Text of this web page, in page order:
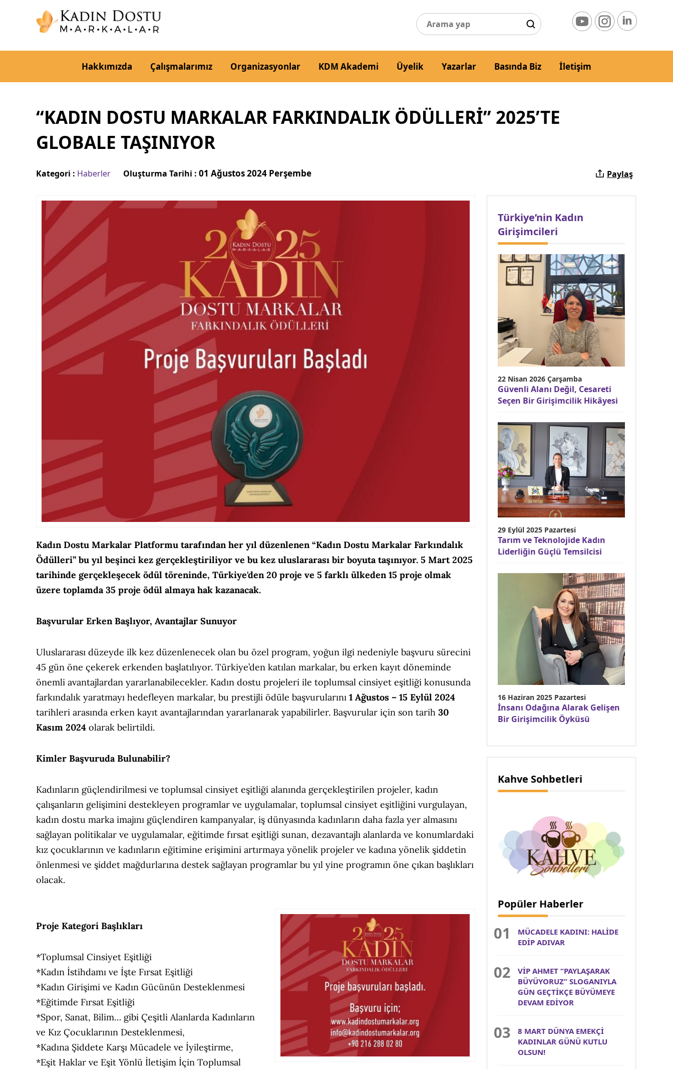
Hakkımızda Çalışmalarımız Organizasyonlar KDM Akademi Üyelik Yazarlar Basında Biz İletişim
“KADIN DOSTU MARKALAR FARKINDALIK ÖDÜLLERİ” 2025’TE
GLOBALE TAŞINIYOR
Kategori : Haberler Oluşturma Tarihi : 01 Ağustos 2024 Perşembe Paylaş
Kadın Dostu Markalar Platformu tarafından her yıl düzenlenen “Kadın Dostu Markalar Farkındalık
Ödülleri” bu yıl beşinci kez gerçekleştiriliyor ve bu kez uluslararası bir boyuta taşınıyor. 5 Mart 2025
tarihinde gerçekleşecek ödül töreninde, Türkiye'den 20 proje ve 5 farklı ülkeden 15 proje olmak
üzere toplamda 35 proje ödül almaya hak kazanacak.
Başvurular Erken Başlıyor, Avantajlar Sunuyor
Uluslararası düzeyde ilk kez düzenlenecek olan bu özel program, yoğun ilgi nedeniyle başvuru sürecini
45 gün öne çekerek erkenden başlatılıyor. Türkiye’den katılan markalar, bu erken kayıt döneminde
önemli avantajlardan yararlanabilecekler. Kadın dostu projeleri ile toplumsal cinsiyet eşitliği konusunda
farkındalık yaratmayı hedefleyen markalar, bu prestijli ödüle başvurularını 1 Ağustos – 15 Eylül 2024
tarihleri arasında erken kayıt avantajlarından yararlanarak yapabilirler. Başvurular için son tarih 30
Kasım 2024 olarak belirtildi.
Kimler Başvuruda Bulunabilir?
Kadınların güçlendirilmesi ve toplumsal cinsiyet eşitliği alanında gerçekleştirilen projeler, kadın
çalışanların gelişimini destekleyen programlar ve uygulamalar, toplumsal cinsiyet eşitliğini vurgulayan,
kadın dostu marka imajını güçlendiren kampanyalar, iş dünyasında kadınların daha fazla yer almasını
sağlayan politikalar ve uygulamalar, eğitimde fırsat eşitliği sunan, dezavantajlı alanlarda ve konumlardaki
kız çocuklarının ve kadınların eğitimine erişimini artırmaya yönelik projeler ve kadına yönelik şiddetin
önlenmesi ve şiddet mağdurlarına destek sağlayan programlar bu yıl yine programın öne çıkan başlıkları
olacak.
Proje Kategori Başlıkları
*Toplumsal Cinsiyet Eşitliği
*Kadın İstihdamı ve İşte Fırsat Eşitliği
*Kadın Girişimi ve Kadın Gücünün Desteklenmesi
*Eğitimde Fırsat Eşitliği
*Spor, Sanat, Bilim… gibi Çeşitli Alanlarda Kadınların
ve Kız Çocuklarının Desteklenmesi,
*Kadına Şiddete Karşı Mücadele ve İyileştirme,
*Eşit Haklar ve Eşit Yönlü İletişim İçin Toplumsal
Türkiye’nin Kadın
Girişimcileri
22 Nisan 2026 Çarşamba
Güvenli Alanı Değil, Cesareti
Seçen Bir Girişimcilik Hikâyesi
29 Eylül 2025 Pazartesi
Tarım ve Teknolojide Kadın
Liderliğin Güçlü Temsilcisi
16 Haziran 2025 Pazartesi
İnsanı Odağına Alarak Gelişen
Bir Girişimcilik Öyküsü
Kahve Sohbetleri
Popüler Haberler
MÜCADELE KADINI: HALİDE
EDİP ADIVAR
VİP AHMET “PAYLAŞARAK
BÜYÜYORUZ” SLOGANIYLA
GÜN GEÇTİKÇE BÜYÜMEYE
DEVAM EDİYOR
8 MART DÜNYA EMEKÇİ
KADINLAR GÜNÜ KUTLU
OLSUN!